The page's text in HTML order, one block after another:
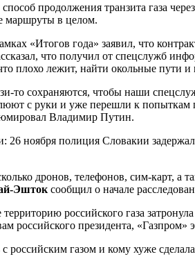
продолжения транзита газа
маршруты в целом.
«Итогов года» заявил, что
что получил от спецслужб
плохо лежит, найти окольные пути и
сохраняются, чтобы наши
с руки и уже перешли к
Владимир Путин.
ноября полиция Словакии
дронов, телефонов, сим-карт,
Эшток сообщил о начале
российского газа
российского президента, «Газпром»
с российским газом и кому хуже